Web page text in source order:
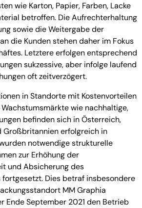
wie Karton, Papier, Farben, Lacke
betroffen. Die Aufrechterhaltung
sowie die Weitergabe der
die Kunden stehen daher im Fokus
Letztere erfolgen entsprechend
sukzessive, aber infolge laufend
oft zeitverzögert.
in Standorte mit Kostenvorteilen
wie nachhaltige,
befinden sich in Österreich,
Großbritannien erfolgreich in
notwendige strukturelle
zur Erhöhung der
und Absicherung des
Dies betraf insbesondere
MM Graphia
Ende September 2021 den Betrieb